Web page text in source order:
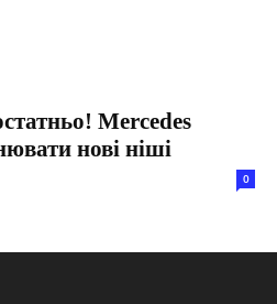
Mercedes
нові ніші
0